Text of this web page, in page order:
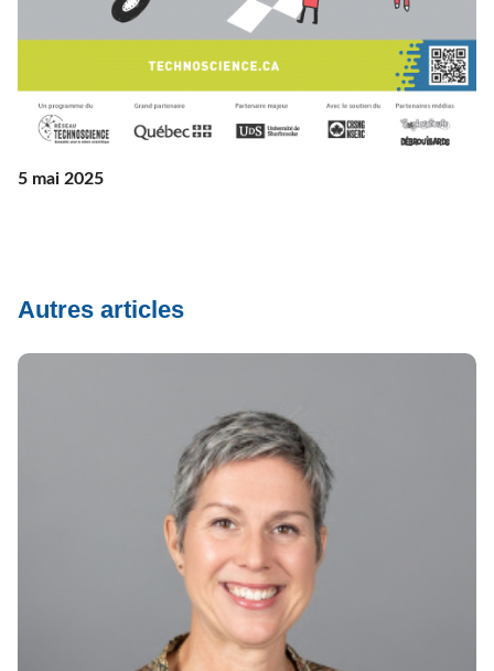
5 mai 2025
Autres articles